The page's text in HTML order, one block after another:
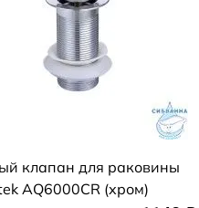
клапан для раковины
AQ6000CR (хром)